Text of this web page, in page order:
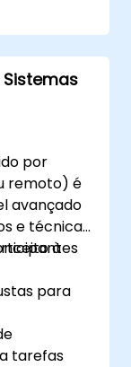
promover
Sistemas
por
remoto) é
avançado
e técnicas
à
para
tarefas